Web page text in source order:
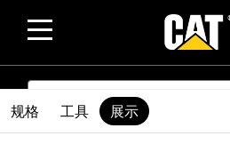
SEARCH
规格 工具 展示